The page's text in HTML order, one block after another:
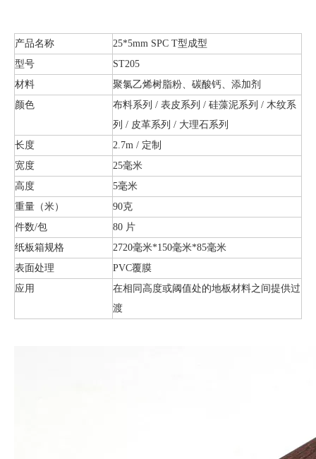
产品名称
25*5mm SPC T型成型
型号
ST205
材料
聚氯乙烯树脂粉、碳酸钙、添加剂
颜色
布料系列 / 表皮系列 / 硅藻泥系列 / 木纹系
列 / 皮革系列 / 大理石系列
长度
2.7m / 定制
宽度
25毫米
高度
5毫米
重量（米）
90克
件数/包
80 片
纸板箱规格
2720毫米*150毫米*85毫米
表面处理
PVC覆膜
应用
在相同高度或阈值处的地板材料之间提供过
渡